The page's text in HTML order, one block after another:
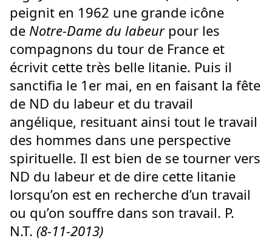
peignit en 1962 une grande icône
de Notre-Dame du labeurpour les
compagnons du tour de France et
écrivit cette très belle litanie. Puis il
sanctifia le 1er mai, en en faisant la fête
de ND du labeur et du travail
angélique, resituant ainsi tout le travail
des hommes dans une perspective
spirituelle. Il est bien de se tourner vers
ND du labeur et de dire cette litanie
lorsqu’on est en recherche d’un travail
ou qu’on souffre dans son travail. P.
N.T. (8-11-2013)